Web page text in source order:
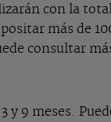
con la
más de
consultar
9 meses.